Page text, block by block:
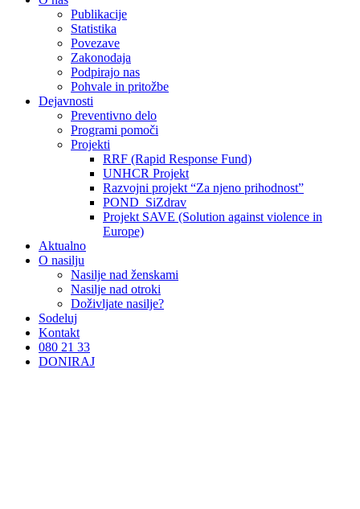
Publikacije
Statistika
Povezave
Zakonodaja
Podpirajo nas
Pohvale in pritožbe
Dejavnosti
Preventivno delo
Programi pomoči
Projekti
RRF (Rapid Response Fund)
UNHCR Projekt
Razvojni projekt “Za njeno prihodnost”
POND_SiZdrav
Projekt SAVE (Solution against violence in
Europe)
Aktualno
O nasilju
Nasilje nad ženskami
Nasilje nad otroki
Doživljate nasilje?
Sodeluj
Kontakt
080 21 33
DONIRAJ